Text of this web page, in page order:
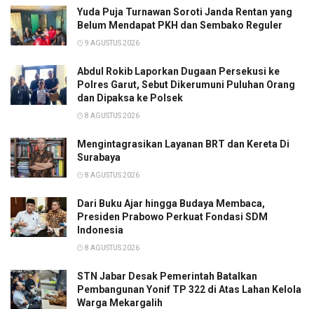
Yuda Puja Turnawan Soroti Janda Rentan yang
Belum Mendapat PKH dan Sembako Reguler
9 AGUSTUS 2026
Abdul Rokib Laporkan Dugaan Persekusi ke
Polres Garut, Sebut Dikerumuni Puluhan Orang
dan Dipaksa ke Polsek
8 AGUSTUS 2026
Mengintagrasikan Layanan BRT dan Kereta Di
Surabaya
8 AGUSTUS 2026
Dari Buku Ajar hingga Budaya Membaca,
Presiden Prabowo Perkuat Fondasi SDM
Indonesia
8 AGUSTUS 2026
STN Jabar Desak Pemerintah Batalkan
Pembangunan Yonif TP 322 di Atas Lahan Kelola
Warga Mekargalih